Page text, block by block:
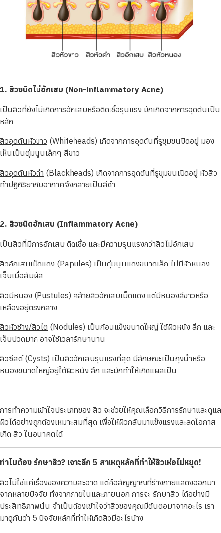
1. สิวชนิดไม่อักเสบ (Non-inflammatory Acne)
เป็นสิวที่ยังไม่เกิดการอักเสบหรือติดเชื้อรุนแรง มักเกิดจากการอุดตันเป็น
หลัก
สิวอุดตันหัวขาว (Whiteheads) เกิดจากการอุดตันที่รูขุมขนปิดอยู่ มอง
เห็นเป็นตุ่มนูนเล็กๆ สีขาว
สิวอุดตันหัวดำ (Blackheads) เกิดจากการอุดตันที่รูขุมขนเปิดอยู่ หัวสิว
ทำปฏิกิริยากับอากาศจึงกลายเป็นสีดำ
2. สิวชนิดอักเสบ (Inflammatory Acne)
เป็นสิวที่มีการอักเสบ ติดเชื้อ และมีความรุนแรงกว่าสิวไม่อักเสบ
สิวอักเสบเม็ดแดง (Papules) เป็นตุ่มนูนแดงขนาดเล็ก ไม่มีหัวหนอง
เจ็บเมื่อสัมผัส
สิวมีหนอง (Pustules) คล้ายสิวอักเสบเม็ดแดง แต่มีหนองสีขาวหรือ
เหลืองอยู่ตรงกลาง
สิวหัวช้าง/สิวไต (Nodules) เป็นก้อนแข็งขนาดใหญ่ ใต้ผิวหนัง ลึก และ
เจ็บปวดมาก อาจใช้เวลารักษานาน
สิวซีสต์(Cysts) เป็นสิวอักเสบรุนแรงที่สุด มีลักษณะเป็นถุงน้ำหรือ
หนองขนาดใหญ่อยู่ใต้ผิวหนัง ลึก และมักทำให้เกิดแผลเป็น
การทำความเข้าใจประเภทของ สิว จะช่วยให้คุณเลือกวิธีการรักษาและดูแล
ผิวได้อย่างถูกต้องเหมาะสมที่สุด เพื่อให้ผิวกลับมาแข็งแรงและลดโอกาส
เกิด สิว ในอนาคตได้
ทำไมต้อง รักษาสิว? เจาะลึก 5 สาเหตุหลักที่ทำให้สิวเห่อไม่หยุด!
สิวไม่ใช่แค่เรื่องของความสะอาด แต่คือสัญญาณที่ร่างกายแสดงออกมา
จากหลายปัจจัย ทั้งจากภายในและภายนอก การจะ รักษาสิว ได้อย่างมี
ประสิทธิภาพนั้น จำเป็นต้องเข้าใจว่าสิวของคุณมีต้นตอมาจากอะไร เรา
มาดูกันว่า 5 ปัจจัยหลักที่ทำให้เกิดสิวมีอะไรบ้าง